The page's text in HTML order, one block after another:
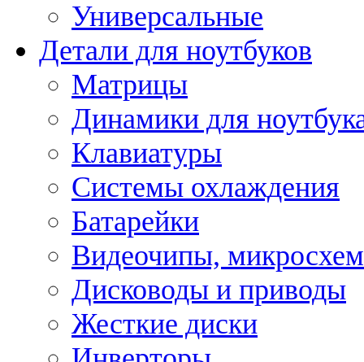
Универсальные
Детали для ноутбуков
Матрицы
Динамики для
Клавиатуры
Системы охлаждения
Батарейки
Видеочипы,
Дисководы и приводы
Жесткие диски